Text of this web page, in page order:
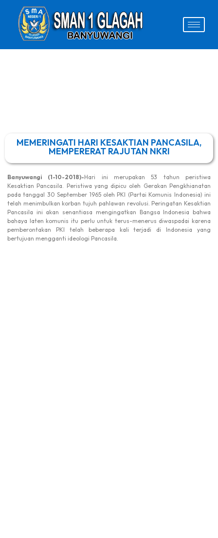
MEMERINGATI HARI KESAKTIAN PANCASILA,
MEMPERERAT RAJUTAN NKRI
Banyuwangi (1-10-2018)-Hari ini merupakan 53 tahun peristiwa
Kesaktian Pancasila. Peristiwa yang dipicu oleh Gerakan Pengkhianatan
pada tanggal 30 September 1965 oleh PKI (Partai Komunis Indonesia) ini
telah menimbulkan korban tujuh pahlawan revolusi. Peringatan Kesaktian
Pancasila ini akan senantiasa mengingatkan Bangsa Indonesia bahwa
bahaya laten komunis itu perlu untuk terus-menerus diwaspadai karena
pemberontakan PKI telah beberapa kali terjadi di Indonesia yang
bertujuan mengganti ideologi Pancasila.